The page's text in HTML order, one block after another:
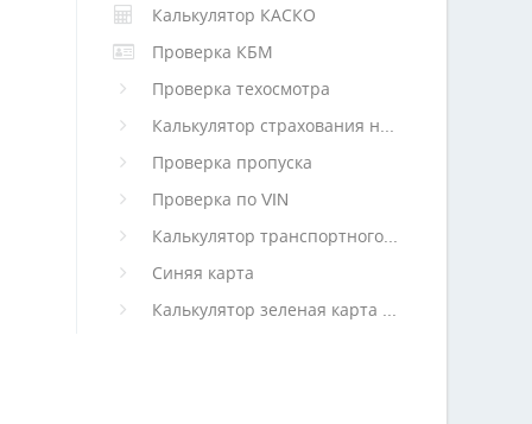
Калькулятор КАСКО
Проверка КБМ
Проверка техосмотра
Калькулятор страхования недвижимости
Проверка пропуска
Проверка по VIN
Калькулятор транспортного налога
Синяя карта
Калькулятор зеленая карта (архив)